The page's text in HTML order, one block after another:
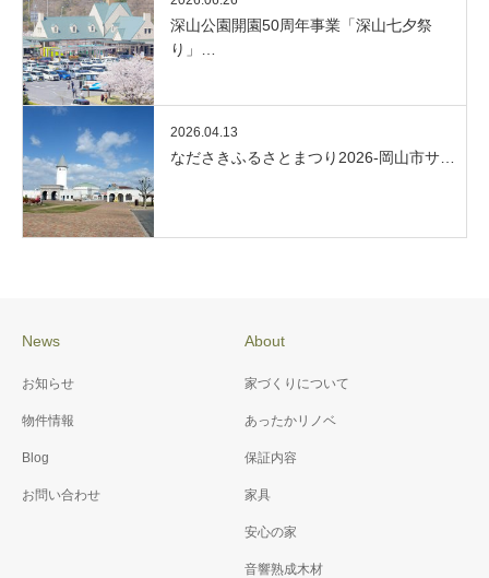
深山公園開園50周年事業「深山七夕祭
り」…
2026.04.13
なださきふるさとまつり2026-岡山市サ…
News
お知らせ
物件情報
Blog
お問い合わせ
About
家づくりについて
あったかリノベ
保証内容
家具
安心の家
音響熟成木材